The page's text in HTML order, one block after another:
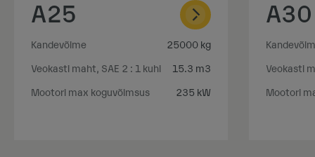
A25
Kandevõime
25000 kg
Veokasti maht, SAE 2 : 1 kuhi
15.3 m3
Mootori max koguvõimsus
235 kW
A30
Veokasti
Mootori